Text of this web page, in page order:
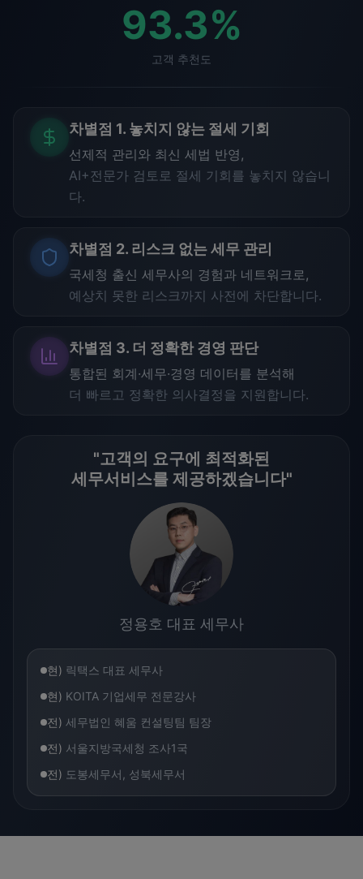
93.3%
고객 추천도
차별점 1. 놓치지 않는 절세 기회
선제적 관리와 최신 세법 반영,
AI+전문가 검토로 절세 기회를 놓치지 않습니
다.
차별점 2. 리스크 없는 세무 관리
국세청 출신 세무사의 경험과 네트워크로,
예상치 못한 리스크까지 사전에 차단합니다.
차별점 3. 더 정확한 경영 판단
통합된 회계·세무·경영 데이터를 분석해
더 빠르고 정확한 의사결정을 지원합니다.
"고객의 요구에 최적화된
세무서비스를 제공하겠습니다"
현) 릭택스 대표 세무사
현) KOITA 기업세무 전문강사
전) 세무법인 혜움 컨설팅팀 팀장
전) 서울지방국세청 조사1국
전) 도봉세무서, 성북세무서
정용호 대표 세무사